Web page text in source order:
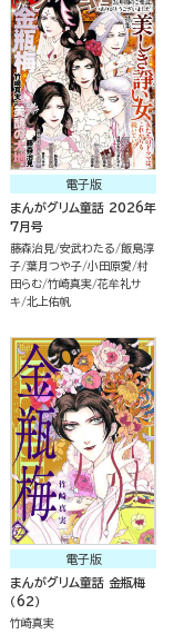
電子版
まんがグリム童話 2026年
7月号
藤森治見 安武わたる 飯島淳
子 葉月つや子 小田原愛 村
田らむ 竹崎真実 花牟礼サ
キ 北上佑帆
電子版
まんがグリム童話 金瓶梅
（62）
竹崎真実